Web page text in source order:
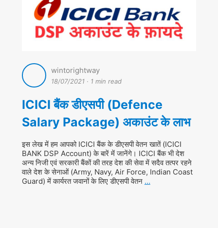
wintorightway
18/07/2021 · 1 min read
ICICI बैंक डीएसपी (Defence
Salary Package) अकाउंट के लाभ
इस लेख में हम आपको ICICI बैंक के डीएसपी वेतन खातें (ICICI
BANK DSP Account) के बारें में जानेंगे। ICICI बैंक भी देश
अन्य निजी एवं सरकारी बैंकों की तरह देश की सेवा में सदैव तत्पर रहने
वाले देश के सेनाओं (Army, Navy, Air Force, Indian Coast
Guard) में कार्यरत जवानों के लिए डीएसपी वेतन …